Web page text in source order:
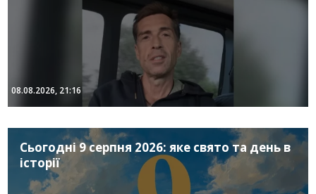
08.08.2026, 21:16
Сьогодні 9 серпня 2026: яке свято та день в
історії